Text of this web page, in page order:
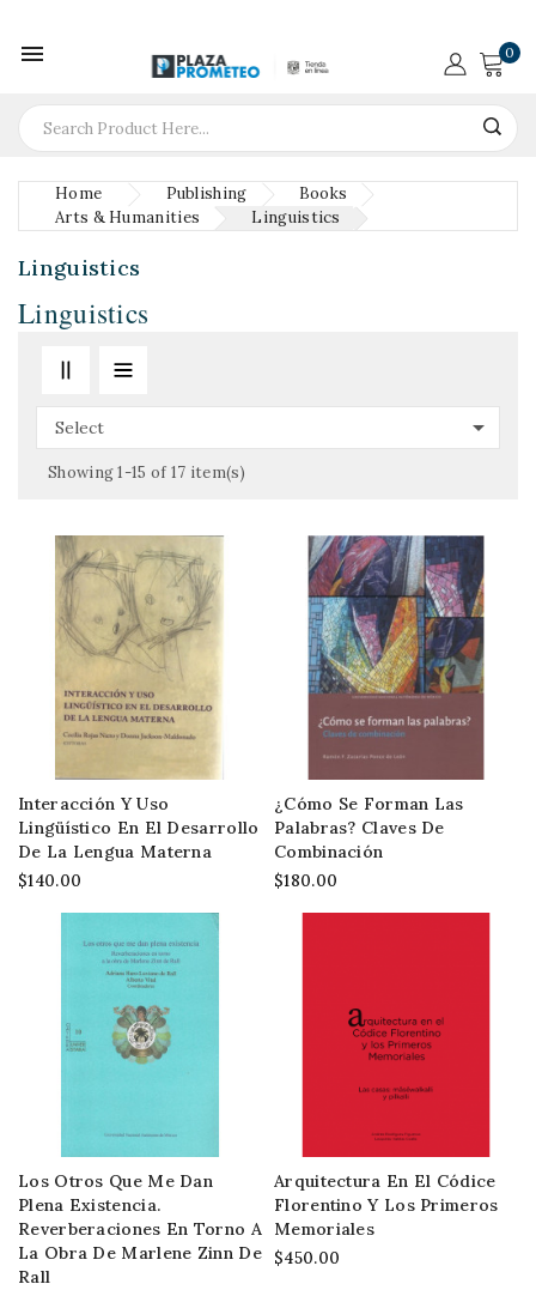
 0
Home Publishing
Books
Arts & Humanities
Linguistics
Linguistics
Linguistics
Select 
Showing 1-15 of 17 item(s)
Interacción Y Uso
Lingüístico En El Desarrollo
De La Lengua Materna
$140.00
¿Cómo Se Forman Las
Palabras? Claves De
Combinación
$180.00
Los Otros Que Me Dan
Plena Existencia.
Reverberaciones En Torno A
La Obra De Marlene Zinn De
Rall
Arquitectura En El Códice
Florentino Y Los Primeros
Memoriales
$450.00